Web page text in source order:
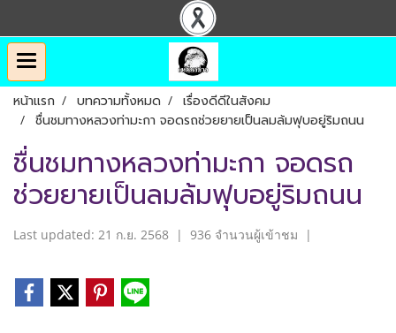
หน้าแรก บทความทั้งหมด
เรื่องดีดีในสังคม
ชื่นชมทางหลวงท่ามะกา จอดรถช่วยยายเป็นลมล้มฟุบอยู่ริมถนน
ชื่นชมทางหลวงท่ามะกา จอดรถ
ช่วยยายเป็นลมล้มฟุบอยู่ริมถนน
Last updated: 21 ก.ย. 2568 | 936 จำนวนผู้เข้าชม |